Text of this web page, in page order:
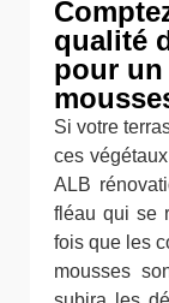
qualité
pour un
Si votre
ces
ALB
fléau qui se
fois que les
mousses